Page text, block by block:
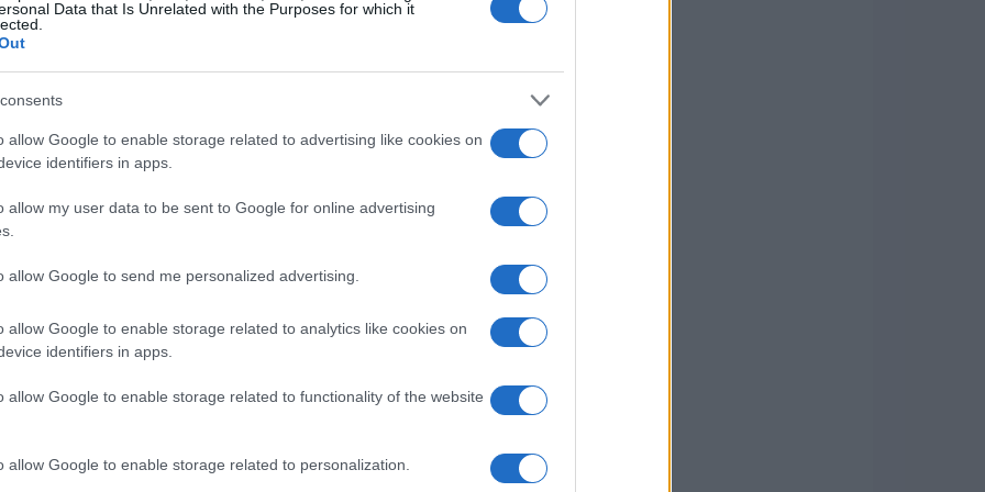
Data that Is Unrelated with the Purposes for which it
allow Google to enable storage related to advertising like cookies on
identifiers in apps.
allow my user data to be sent to Google for online advertising
allow Google to send me personalized advertising.
allow Google to enable storage related to analytics like cookies on
identifiers in apps.
allow Google to enable storage related to functionality of the website
allow Google to enable storage related to personalization.
um sinal preocupante
na Alemanha, que apresentaram queda em relação
alarmante, pois a Alemanha é considerada o
são um indicador-chave da saúde econômica e
doméstica. Analistas alertam que, se essa
em toda a economia europeia, afetando